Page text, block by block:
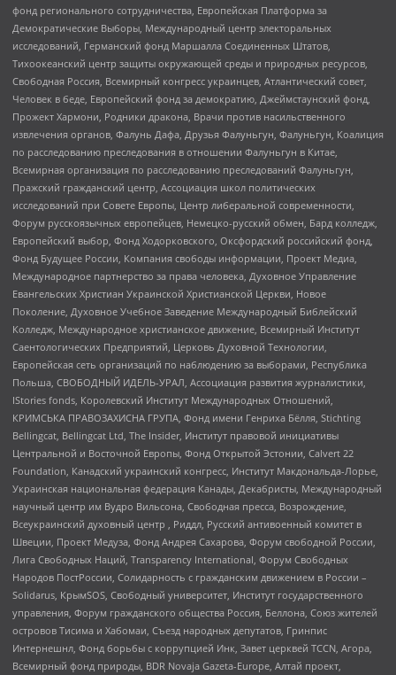
фонд регионального сотрудничества, Европейская Платформа за
Демократические Выборы, Международный центр электоральных
исследований, Германский фонд Маршалла Соединенных Штатов,
Тихоокеанский центр защиты окружающей среды и природных ресурсов,
Свободная Россия, Всемирный конгресс украинцев, Атлантический совет,
Человек в беде, Европейский фонд за демократию, Джеймстаунский фонд,
Прожект Хармони, Родники дракона, Врачи против насильственного
извлечения органов, Фалунь Дафа, Друзья Фалуньгун, Фалуньгун, Коалиция
по расследованию преследования в отношении Фалуньгун в Китае,
Всемирная организация по расследованию преследований Фалуньгун,
Пражский гражданский центр, Ассоциация школ политических
исследований при Совете Европы, Центр либеральной современности,
Форум русскоязычных европейцев, Немецко-русский обмен, Бард колледж,
Европейский выбор, Фонд Ходорковского, Оксфордский российский фонд,
Фонд Будущее России, Компания свободы информации, Проект Медиа,
Международное партнерство за права человека, Духовное Управление
Евангельских Христиан Украинской Христианской Церкви, Новое
Поколение, Духовное Учебное Заведение Международный Библейский
Колледж, Международное христианское движение, Всемирный Институт
Саентологических Предприятий, Церковь Духовной Технологии,
Европейская сеть организаций по наблюдению за выборами, Республика
Польша, СВОБОДНЫЙ ИДЕЛЬ-УРАЛ, Ассоциация развития журналистики,
IStories fonds, Королевский Институт Международных Отношений,
КРИМСЬКА ПРАВОЗАХИСНА ГРУПА, Фонд имени Генриха Бёлля, Stichting
Bellingcat, Bellingcat Ltd, The Insider, Институт правовой инициативы
Центральной и Восточной Европы, Фонд Открытой Эстонии, Calvert 22
Foundation, Канадский украинский конгресс, Институт Макдональда-Лорье,
Украинская национальная федерация Канады, Декабристы, Международный
научный центр им Вудро Вильсона, Свободная пресса, Возрождение,
Всеукраинский духовный центр , Риддл, Русский антивоенный комитет в
Швеции, Проект Медуза, Фонд Андрея Сахарова, Форум свободной России,
Лига Свободных Наций, Transparеncy International, Форум Свободных
Народов ПостРоссии, Солидарность с гражданским движением в России –
Solidarus, КрымSOS, Свободный университет, Институт государственного
управления, Форум гражданского общества Россия, Беллона, Союз жителей
островов Тисима и Хабомаи, Съезд народных депутатов, Гринпис
Интернешнл, Фонд борьбы с коррупцией Инк, Завет церквей TCCN, Агора,
Всемирный фонд природы, BDR Novaja Gazeta-Europe, Алтай проект,